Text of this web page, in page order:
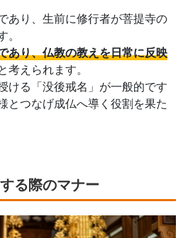
あり、生前に修行者が菩提寺の
あり、仏教の教えを日常に反映
考えられます。
ける「没後戒名」が一般的です
とつなげ成仏へ導く役割を果た
る際のマナー